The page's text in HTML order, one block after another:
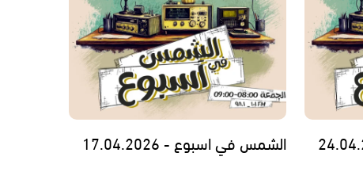
الشمس في اسبوع - 17.04.2026